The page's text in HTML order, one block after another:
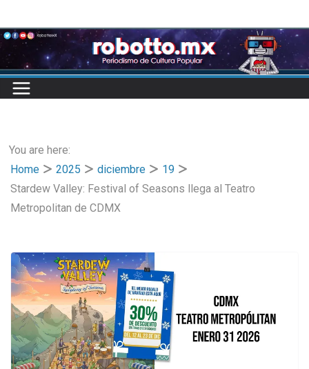
to
content
You are here:
Home
2025 diciembre
19
Stardew Valley: Festival of Seasons llega al Teatro
Metropolitan de CDMX